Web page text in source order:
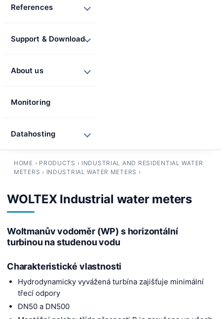
HOME › PRODUCTS › INDUSTRIAL AND RESIDENTIAL WATER
METERS › INDUSTRIAL WATER METERS ›
WOLTEX Industrial water meters
Woltmanův vodoměr (WP) s horizontální
turbinou na studenou vodu
Charakteristické vlastnosti
Hydrodynamicky vyvážená turbína zajišťuje minimální
třecí odpory
DN50 a DN500
References
Support & Download
About us
Monitoring
Datahosting